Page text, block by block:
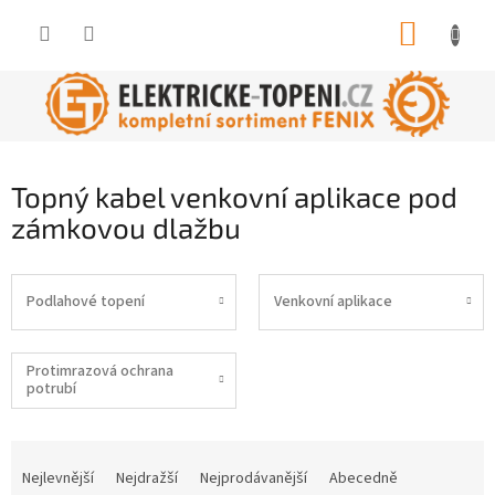
Topný kabel venkovní aplikace pod
zámkovou dlažbu
Podlahové topení Venkovní aplikace
Protimrazová ochrana
potrubí
Nejlevnější Nejdražší Nejprodávanější Abecedně